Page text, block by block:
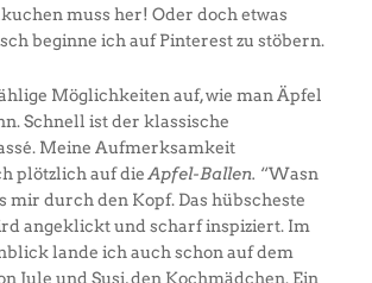
muss her! Oder doch etwas
beginne ich auf Pinterest zu stöbern.
Möglichkeiten auf, wie man Äpfel
Schnell ist der klassische
Meine Aufmerksamkeit
plötzlich auf die Apfel-Ballen. “Wasn
mir durch den Kopf. Das hübscheste
angeklickt und scharf inspiziert. Im
lande ich auch schon auf dem
Jule und Susi, den Kochmädchen. Ein